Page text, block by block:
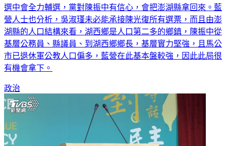
營人士也分析，吳淑瑾未必能承接陳光復所有選票，而且由澎
湖縣的人口結構來看，湖西鄉是人口第二多的鄉鎮，陳振中從
基層公務員、縣議員、到湖西鄉鄉長，基層實力堅強，且馬公
市已退休軍公教人口偏多，藍營在此基本盤較強，因此此局很
有機會拿下。